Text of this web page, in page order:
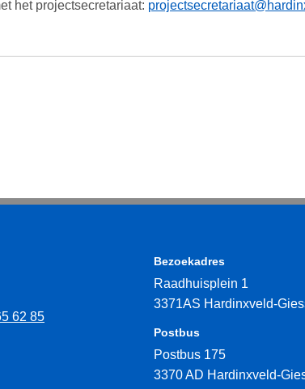
het projectsecretariaat:
62 85
Bezoekadres
Raadhuisplein 1
3371AS Hardinxveld-
Postbus
Postbus 175
3370 AD Hardinxveld-